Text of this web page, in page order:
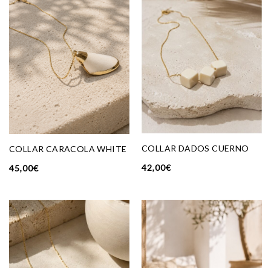
COLLAR CARACOLA WHITE
45,00€
COLLAR DADOS CUERNO
42,00€